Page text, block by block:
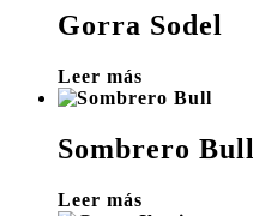
Gorra Sodel
Leer más
Sombrero Bull
Leer más